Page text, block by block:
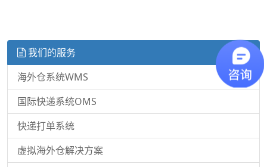
我们的服务
海外仓系统WMS
国际快递系统OMS
快递打单系统
虚拟海外仓解决方案